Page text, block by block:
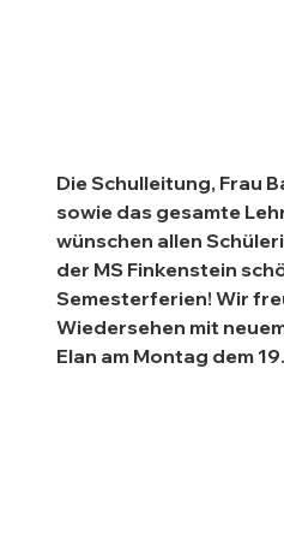
Die Schulleitung, Frau
sowie das gesamte
wünschen allen
der MS Finkenstein
Semesterferien! Wir
Wiedersehen mit
Elan am Montag dem